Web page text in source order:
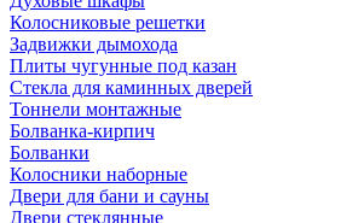
Колосниковые решетки
Задвижки дымохода
Плиты чугунные под казан
Стекла для каминных дверей
Тоннели монтажные
Болванка-кирпич
Болванки
Колосники наборные
Двери для бани и сауны
Двери стеклянные